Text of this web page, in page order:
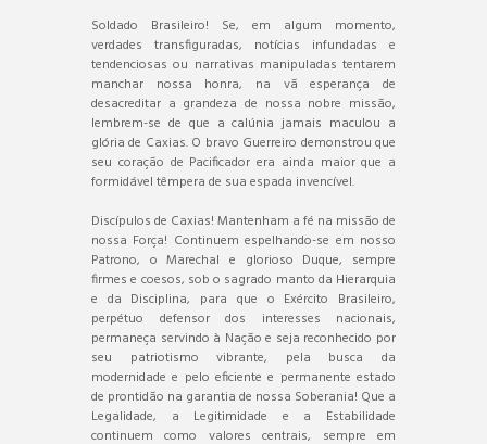
Soldado Brasileiro! Se, em algum momento,
verdades transfiguradas, notícias infundadas e
tendenciosas ou narrativas manipuladas tentarem
manchar nossa honra, na vã esperança de
desacreditar a grandeza de nossa nobre missão,
lembrem-se de que a calúnia jamais maculou a
glória de Caxias. O bravo Guerreiro demonstrou que
seu coração de Pacificador era ainda maior que a
formidável têmpera de sua espada invencível.
Discípulos de Caxias! Mantenham a fé na missão de
nossa Força! Continuem espelhando-se em nosso
Patrono, o Marechal e glorioso Duque, sempre
firmes e coesos, sob o sagrado manto da Hierarquia
e da Disciplina, para que o Exército Brasileiro,
perpétuo defensor dos interesses nacionais,
permaneça servindo à Nação e seja reconhecido por
seu patriotismo vibrante, pela busca da
modernidade e pelo eficiente e permanente estado
de prontidão na garantia de nossa Soberania! Que a
Legalidade, a Legitimidade e a Estabilidade
continuem como valores centrais, sempre em